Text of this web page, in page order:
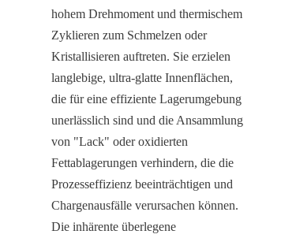
hohem Drehmoment und thermischem
Zyklieren zum Schmelzen oder
Kristallisieren auftreten. Sie erzielen
langlebige, ultra-glatte Innenflächen,
die für eine effiziente Lagerumgebung
unerlässlich sind und die Ansammlung
von "Lack" oder oxidierten
Fettablagerungen verhindern, die die
Prozesseffizienz beeinträchtigen und
Chargenausfälle verursachen können.
Die inhärente überlegene